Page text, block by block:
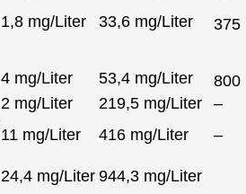
1,8 mg/Liter 33,6 mg/Liter
4 mg/Liter 53,4 mg/Liter
2 mg/Liter 219,5 mg/Liter
–
11 mg/Liter 416 mg/Liter
–
24,4 mg/Liter 944,3 mg/Liter